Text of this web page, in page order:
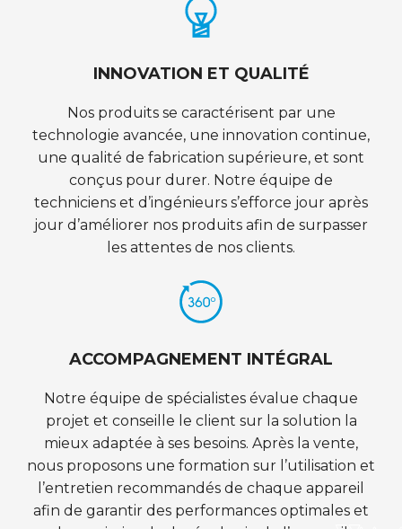
INNOVATION ET QUALITÉ
Nos produits se caractérisent par une
technologie avancée, une innovation continue,
une qualité de fabrication supérieure, et sont
conçus pour durer. Notre équipe de
techniciens et d’ingénieurs s’efforce jour après
jour d’améliorer nos produits afin de surpasser
les attentes de nos clients.
ACCOMPAGNEMENT INTÉGRAL
Notre équipe de spécialistes évalue chaque
projet et conseille le client sur la solution la
mieux adaptée à ses besoins. Après la vente,
nous proposons une formation sur l’utilisation et
l’entretien recommandés de chaque appareil
afin de garantir des performances optimales et